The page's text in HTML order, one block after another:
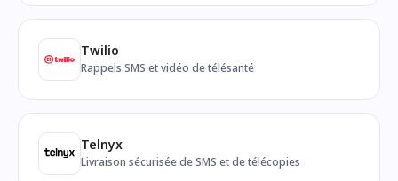
Twilio
Rappels SMS et vidéo de télésanté
Telnyx
Livraison sécurisée de SMS et de télécopies